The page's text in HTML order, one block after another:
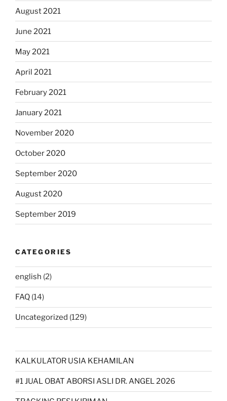
August 2021
June 2021
May 2021
April 2021
February 2021
January 2021
November 2020
October 2020
September 2020
August 2020
September 2019
CATEGORIES
english (2)
FAQ (14)
Uncategorized (129)
KALKULATOR USIA KEHAMILAN
#1 JUAL OBAT ABORSI ASLI DR. ANGEL 2026